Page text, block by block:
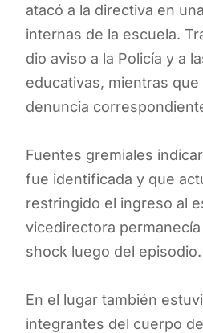
atacó a la directiva en
internas de la escuela.
dio aviso a la Policía y a
educativas, mientras que
denuncia
Fuentes gremiales
fue identificada y que
restringido el ingreso al
vicedirectora
shock luego del episodio.
En el lugar también
integrantes del cuerpo